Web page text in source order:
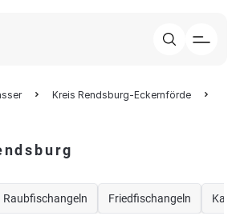
Kreis Rendsburg-Eckernförde
Raubfischangeln Friedfischangeln